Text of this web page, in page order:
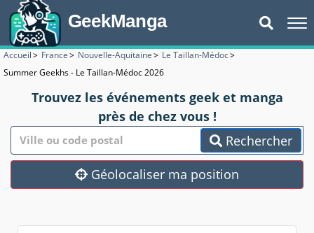
GeekManga
Accueil> France> Nouvelle-Aquitaine> Le Taillan-Médoc>
Summer Geekhs - Le Taillan-Médoc 2026
Trouvez les événements geek et manga
près de chez vous !
Rechercher
Géolocaliser ma position